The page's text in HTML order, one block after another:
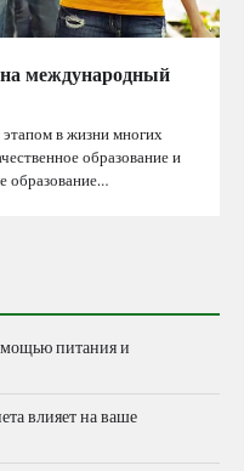
международный
в жизни многих
образование и
образование…
питания и
влияет на ваше